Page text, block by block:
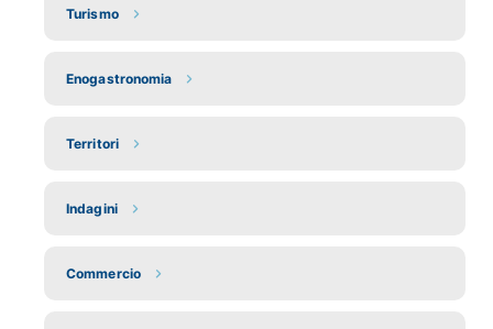
Turismo
Enogastronomia
Territori
Indagini
Commercio